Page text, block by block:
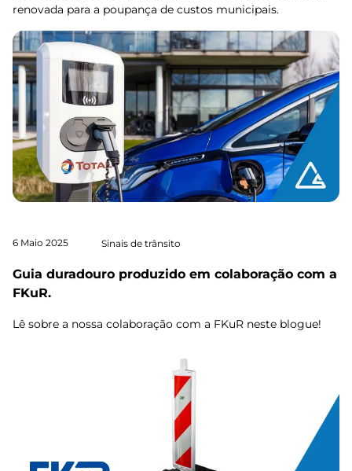
renovada para a poupança de custos municipais.
6 Maio 2025 Sinais de trânsito
Guia duradouro produzido em colaboração com a
FKuR.
Lê sobre a nossa colaboração com a FKuR neste blogue!